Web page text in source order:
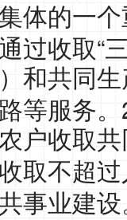
体的一
过收取“
和共同
等服务。
户收取
取不超
事业建